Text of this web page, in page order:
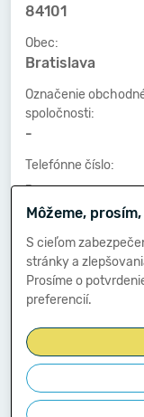
84101
Obec:
Bratislava
Označenie
spoločnosti:
-
Telefónne číslo:
-
Faxové číslo:
-
E-mailová adresa:
-
Zostavená dňa:
31.01.2022
Schválená dňa:
Môžeme,
S cieľom
stránky a
Prosíme o
preferencií.